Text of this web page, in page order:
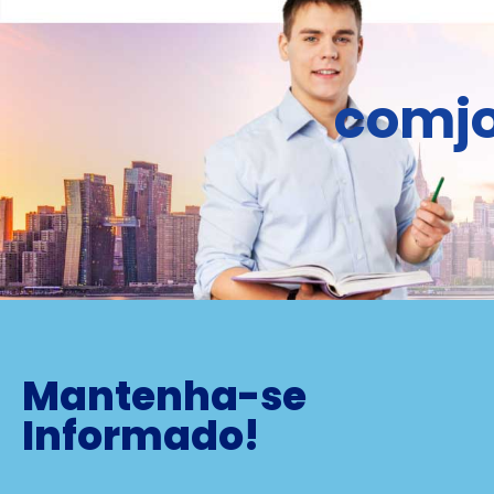
Mantenha-se
Informado!